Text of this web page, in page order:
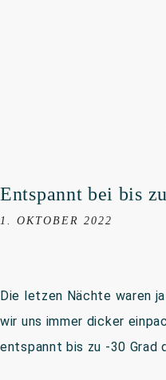
Entspannt bei bis
1. OKTOBER 2022
Die letzen Nächte waren
wir uns immer dicker
entspannt bis zu -30 Grad